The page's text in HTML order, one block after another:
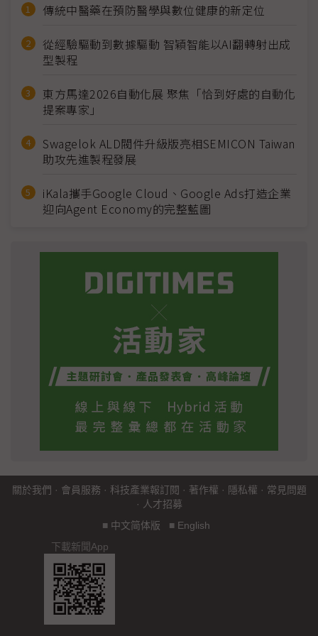
傳統中醫藥在預防醫學與數位健康的新定位
從經驗驅動到數據驅動 智穎智能以AI翻轉射出成
型製程
東方馬達2026自動化展 聚焦「恰到好處的自動化
提案專家」
Swagelok ALD閥件升級版亮相SEMICON Taiwan
助攻先進製程發展
iKala攜手Google Cloud、Google Ads打造企業
迎向Agent Economy的完整藍圖
關於我們 · 會員服務 · 科技產業報訂閱 · 著作權 · 隱私權 · 常見問題
· 人才招募
■ 中文简体版 ■ English
下載新聞App